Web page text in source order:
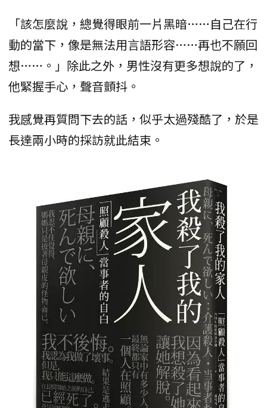
「該怎麼說，總覺得眼前一片黑暗……自己在行
動的當下，像是無法用言語形容……再也不願回
想……。」除此之外，男性沒有更多想說的了，
他緊握手心，聲音顫抖。
我感覺再質問下去的話，似乎太過殘酷了，於是
長達兩小時的採訪就此結束。